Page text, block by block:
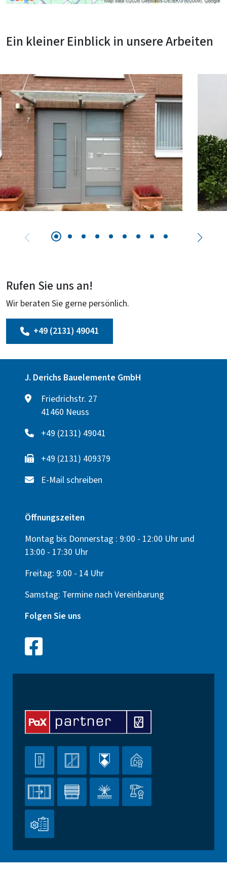
Ein kleiner Einblick in unsere Arbeiten
Rufen Sie uns an!
Wir beraten Sie gerne persönlich.
+49 (2131) 49041
J. Derichs Bauelemente GmbH
Friedrichstr. 27
41460 Neuss
+49 (2131) 49041
+49 (2131) 409379
E-Mail schreiben
Öffnungszeiten
Montag bis Donnerstag : 9:00 - 12:00 Uhr und
13:00 - 17:30 Uhr
Freitag: 9:00 - 14 Uhr
Samstag: Termine nach Vereinbarung
Folgen Sie uns
   
   
